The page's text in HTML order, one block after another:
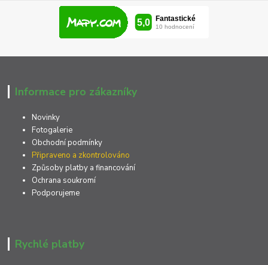
Informace pro zákazníky
Novinky
Fotogalerie
Obchodní podmínky
Připraveno a zkontrolováno
Způsoby platby a financování
Ochrana soukromí
Podporujeme
Rychlé platby